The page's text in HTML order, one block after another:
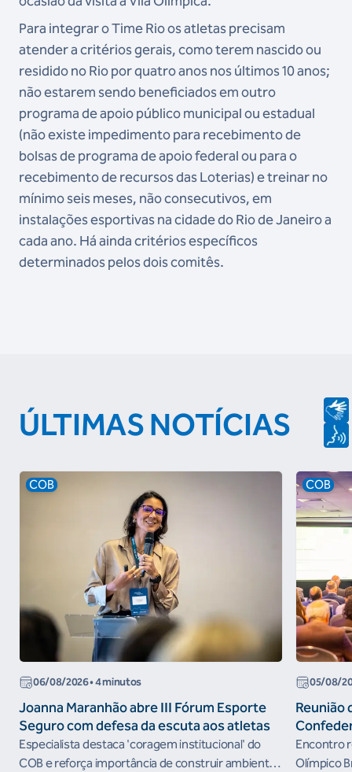
Para integrar o Time Rio os atletas precisam
atender a critérios gerais, como terem nascido ou
residido no Rio por quatro anos nos últimos 10 anos;
não estarem sendo beneficiados em outro
programa de apoio público municipal ou estadual
(não existe impedimento para recebimento de
bolsas de programa de apoio federal ou para o
recebimento de recursos das Loterias) e treinar no
mínimo seis meses, não consecutivos, em
instalações esportivas na cidade do Rio de Janeiro a
cada ano. Há ainda critérios específicos
determinados pelos dois comitês.
ÚLTIMAS NOTÍCIAS
COB
06/08/2026• 4 minutos
Joanna Maranhão abre III Fórum Esporte
Seguro com defesa da escuta aos atletas
Especialista destaca 'coragem institucional' do
COB e reforça importância de construir ambientes
COB
05/08/
Reunião
the
Encontro
Olímpico